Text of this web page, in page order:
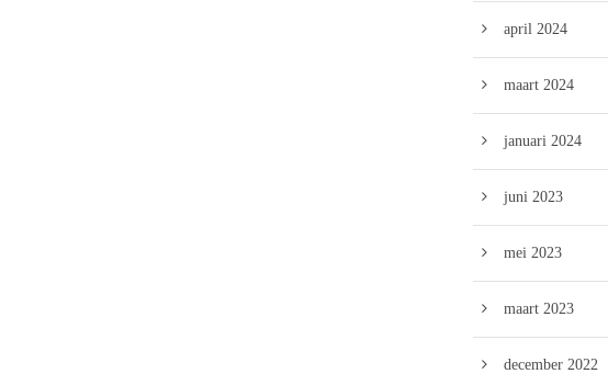
april 2024
maart 2024
januari 2024
juni 2023
mei 2023
maart 2023
december 2022